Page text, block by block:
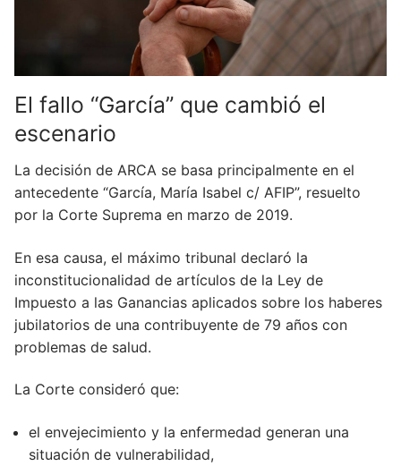
El fallo “García” que cambió el
escenario
La decisión de ARCA se basa principalmente en el
antecedente “García, María Isabel c/ AFIP”, resuelto
por la Corte Suprema en marzo de 2019.
En esa causa, el máximo tribunal declaró la
inconstitucionalidad de artículos de la Ley de
Impuesto a las Ganancias aplicados sobre los haberes
jubilatorios de una contribuyente de 79 años con
problemas de salud.
La Corte consideró que:
el envejecimiento y la enfermedad generan una
situación de vulnerabilidad,